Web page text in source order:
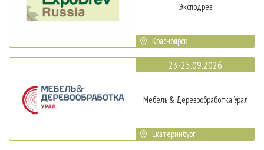
Эксподрев
Красноярск
23-25.09.2026
Мебель & Деревообработка Урал
Екатеринбург